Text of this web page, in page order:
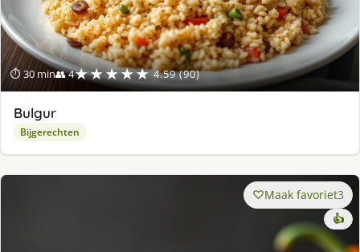
⏱ 30 min👥 4★★★★★ 4.59 (90)
Bulgur
Bijgerechten
Maak favoriet3
👍